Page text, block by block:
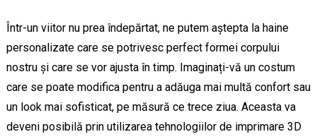
Într-un viitor nu prea îndepărtat, ne putem aștepta la haine
personalizate care se potrivesc perfect formei corpului
nostru și care se vor ajusta în timp. Imaginați-vă un costum
care se poate modifica pentru a adăuga mai multă confort sau
un look mai sofisticat, pe măsură ce trece ziua. Aceasta va
deveni posibilă prin utilizarea tehnologiilor de imprimare 3D